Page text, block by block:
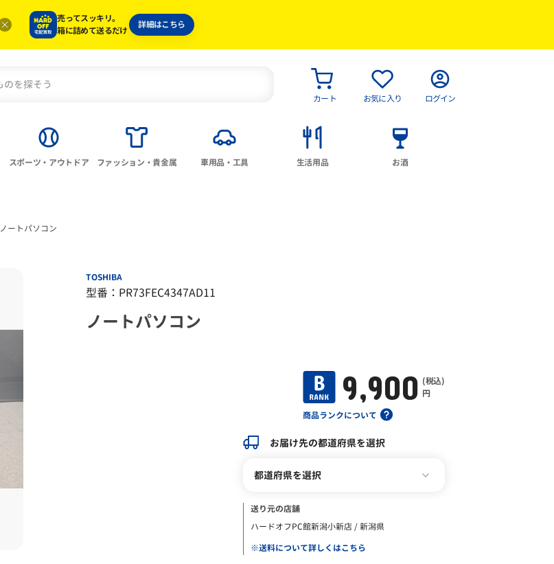
売ってスッキリ。
箱に詰めて送るだけ
詳細はこちら
カート お気に入り ログイン
スポーツ・アウトドア ファッション・貴金属 車用品・工具 生活用品 お酒
ノートパソコン
TOSHIBA
型番：PR73FEC4347AD11
ノートパソコン
商品ランクについて
9,900 (税込)
円
お届け先の都道府県を選択
都道府県を選択
送り元の店舗
ハードオフPC館新潟小新店 / 新潟県
※送料について詳しくはこちら